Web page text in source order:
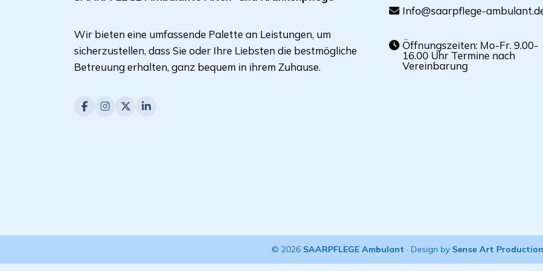
Wir bieten eine umfassende Palette an Leistungen, um
sicherzustellen, dass Sie oder Ihre Liebsten die bestmögliche
Betreuung erhalten, ganz bequem in ihrem Zuhause.
Info@saarpflege-
Öffnungszeiten: Mo-Fr. 9.00-
16.00 Uhr Termine nach
Vereinbarung
© 2026 SAARPFLEGE Ambulant · Design by Sense Art Production